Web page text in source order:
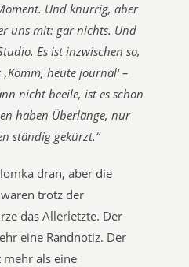
Und knurrig, aber
uns mit: gar nichts. Und
Es ist inzwischen so,
heute journal‘ –
nicht beeile, ist es schon
haben Überlänge, nur
ständig gekürzt.“
dran, aber die
trotz der
das Allerletzte. Der
eine Randnotiz. Der
als eine